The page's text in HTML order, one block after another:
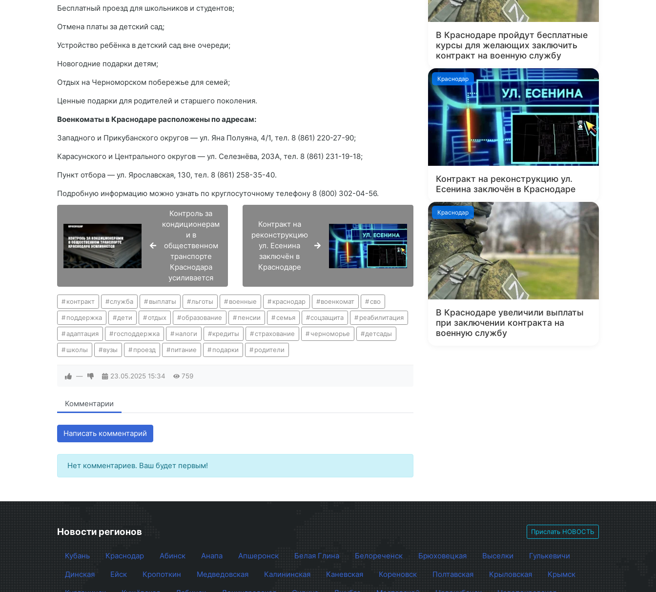
Бесплатный проезд для школьников и студентов;
Отмена платы за детский сад;
Устройство ребёнка в детский сад вне очереди;
Новогодние подарки детям;
Отдых на Черноморском побережье для семей;
Ценные подарки для родителей и старшего поколения.
Военкоматы в Краснодаре расположены по адресам:
Западного и Прикубанского округов — ул. Яна Полуяна, 4/1, тел. 8 (861) 220-27-90;
Карасунского и Центрального округов — ул. Селезнёва, 203А, тел. 8 (861) 231-19-18;
Пункт отбора — ул. Ярославская, 130, тел. 8 (861) 258-35-40.
Подробную информацию можно узнать по круглосуточному телефону 8 (800) 302-04-56.
Контроль за
кондиционерам
и в
общественном
транспорте
Краснодара
усиливается
Контракт на
реконструкцию
ул. Есенина
заключён в
Краснодаре
контракт служба выплаты льготы военные краснодар военкомат сво
поддержка дети отдых образование пенсии семья соцзащита реабилитация
адаптация господдержка налоги кредиты страхование черноморье детсады
школы вузы проезд питание подарки родители
— 23.05.2025 15:34 759
Комментарии
Написать комментарий
Нет комментариев. Ваш будет первым!
В Краснодаре пройдут бесплатные
курсы для желающих заключить
контракт на военную службу
Краснодар
Контракт на реконструкцию ул.
Есенина заключён в Краснодаре
Краснодар
В Краснодаре увеличили выплаты
при заключении контракта на
военную службу
Новости регионов Прислать НОВОСТЬ
Кубань Краснодар Абинск Анапа Апшеронск Белая Глина Белореченск Брюховецкая Выселки
Гулькевичи
Динская
Ейск Кропоткин Медведовская Калининская Каневская Кореновск Полтавская Крыловская
Крымск